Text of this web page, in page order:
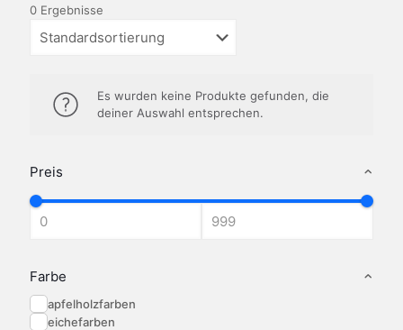
Preis
Farbe
apfelholzfarben
eichefarben
0 Ergebnisse
Es wurden keine Produkte gefunden, die
deiner Auswahl entsprechen.